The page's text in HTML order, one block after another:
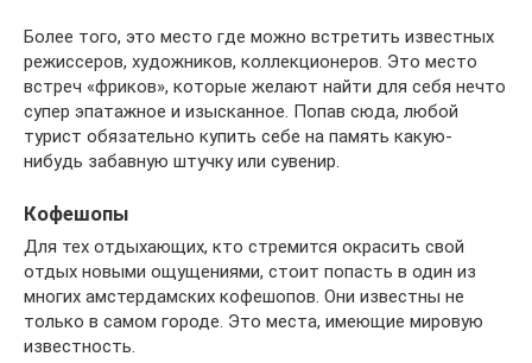
Более того, это место где можно встретить известных
режиссеров, художников, коллекционеров. Это место
встреч «фриков», которые желают найти для себя нечто
супер эпатажное и изысканное. Попав сюда, любой
турист обязательно купить себе на память какую-
нибудь забавную штучку или сувенир.
Кофешопы
Для тех отдыхающих, кто стремится окрасить свой
отдых новыми ощущениями, стоит попасть в один из
многих амстердамских кофешопов. Они известны не
только в самом городе. Это места, имеющие мировую
известность.